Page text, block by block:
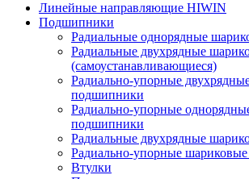
Линейные направляющие HIWIN
Подшипники
Радиальные однорядные
Радиальные двухрядные
(самоустанавливающиеся)
Радиально-упорные
подшипники
Радиально-упорные
подшипники
Радиальные двухрядные
Радиально-упорные
Втулки